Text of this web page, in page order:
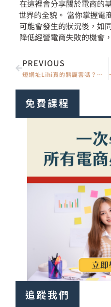
在這裡會分享關於電商的
世界的全貌。 當你掌握電
可能會發生的狀況後，如
降低經營電商失敗的機會
上一頁
PREVIOUS
短網址Lihi真的熊厲害嗎？為什麼專業行銷人員都靠Lihi追蹤成效、自動分流？
免費課程
追蹤我們